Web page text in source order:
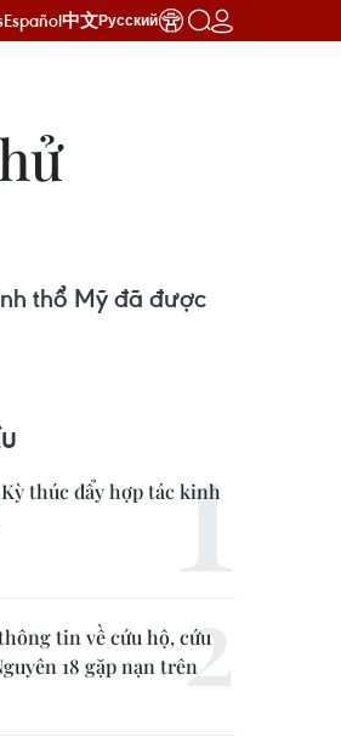
Español中文Русский
thổ Mỹ đã được
thúc đẩy hợp tác kinh
tin về cứu hộ, cứu
18 gặp nạn trên